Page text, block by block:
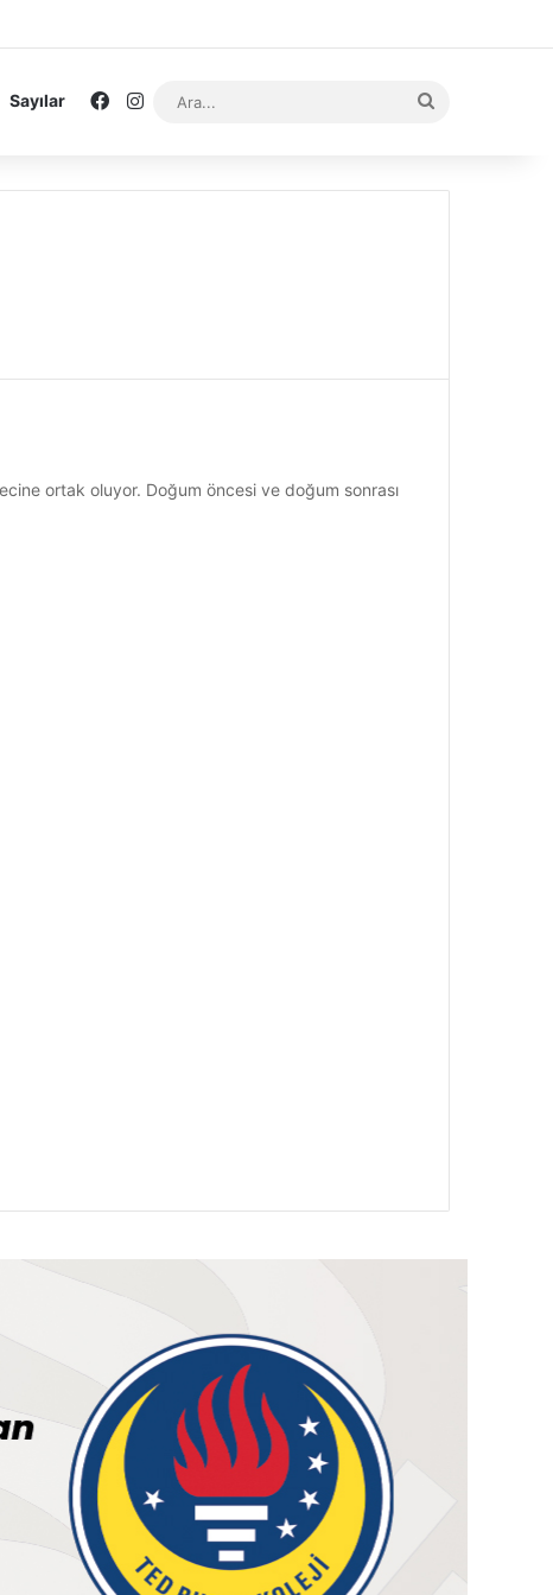
Sayılar Facebook
Instagram
ortak oluyor. Doğum öncesi ve doğum sonrası